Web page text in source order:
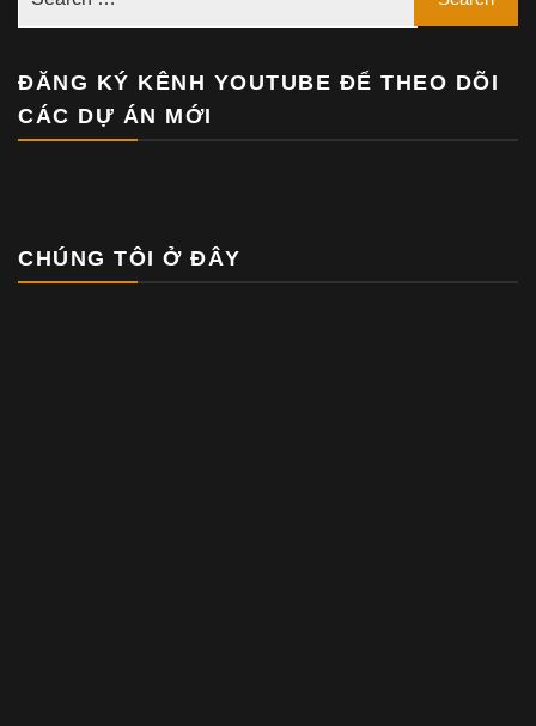
ĐĂNG KÝ KÊNH YOUTUBE ĐỂ THEO DÕI
CÁC DỰ ÁN MỚI
CHÚNG TÔI Ở ĐÂY